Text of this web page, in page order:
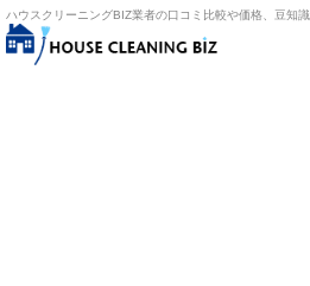
ハウスクリーニングBIZ業者の口コミ比較や価格、豆知識